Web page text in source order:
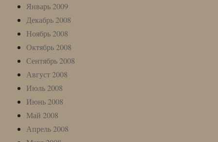
Январь 2009
Декабрь 2008
Ноябрь 2008
Октябрь 2008
Сентябрь 2008
Август 2008
Июль 2008
Июнь 2008
Май 2008
Апрель 2008